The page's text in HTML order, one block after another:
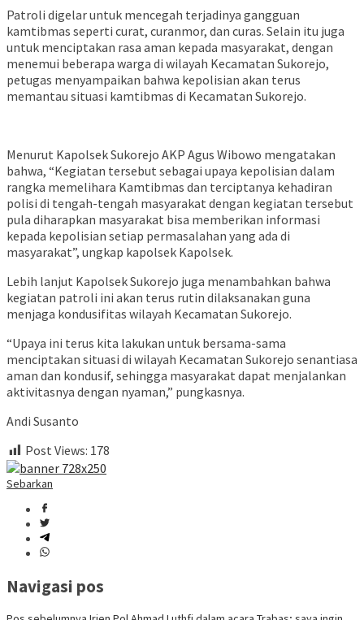
Patroli digelar untuk mencegah terjadinya gangguan
kamtibmas seperti curat, curanmor, dan curas. Selain itu juga
untuk menciptakan rasa aman kepada masyarakat, dengan
menemui beberapa warga di wilayah Kecamatan Sukorejo,
petugas menyampaikan bahwa kepolisian akan terus
memantau situasi kamtibmas di Kecamatan Sukorejo.
Menurut Kapolsek Sukorejo AKP Agus Wibowo mengatakan
bahwa, “Kegiatan tersebut sebagai upaya kepolisian dalam
rangka memelihara Kamtibmas dan terciptanya kehadiran
polisi di tengah-tengah masyarakat dengan kegiatan tersebut
pula diharapkan masyarakat bisa memberikan informasi
kepada kepolisian setiap permasalahan yang ada di
masyarakat”, ungkap kapolsek Kapolsek.
Lebih lanjut Kapolsek Sukorejo juga menambahkan bahwa
kegiatan patroli ini akan terus rutin dilaksanakan guna
menjaga kondusifitas wilayah Kecamatan Sukorejo.
“Upaya ini terus kita lakukan untuk bersama-sama
menciptakan situasi di wilayah Kecamatan Sukorejo senantiasa
aman dan kondusif, sehingga masyarakat dapat menjalankan
aktivitasnya dengan nyaman,” pungkasnya.
Andi Susanto
Post Views: 178
Sebarkan
Navigasi pos